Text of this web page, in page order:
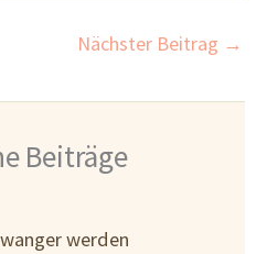
Nächster Beitrag →
Beiträge
werden